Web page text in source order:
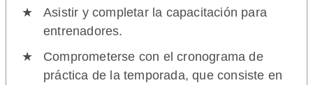
Asistir y completar la capacitación para
entrenadores.
Comprometerse con el cronograma de
práctica de la temporada, que consiste en